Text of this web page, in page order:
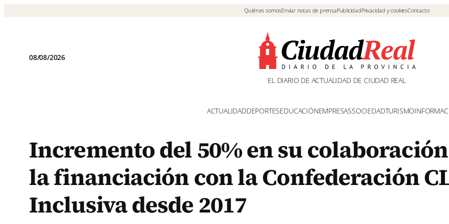
Quiénes somosEnviar notas de prensaPublicidadPrivacidad y cookiesContacto
08/08/2026
EL DIARIO DE ACTUALIDAD DE CIUDAD REAL
ACTUALIDADDEPORTESEDUCACIÓNEMPRESASSOCIEDADTURISMO
Incremento del 50% en su
la financiación con la Confederación
Inclusiva desde 2017